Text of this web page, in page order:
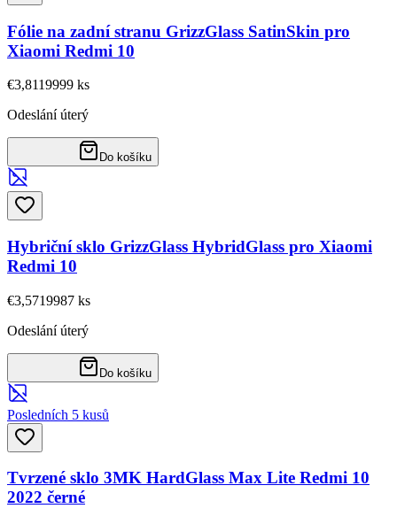
Fólie na zadní stranu GrizzGlass SatinSkin pro
Xiaomi Redmi 10
€3,8119999 ks
Odeslání úterý
Do košíku
Hybriční sklo GrizzGlass HybridGlass pro Xiaomi
Redmi 10
€3,5719987 ks
Odeslání úterý
Do košíku
Posledních 5 kusů
Tvrzené sklo 3MK HardGlass Max Lite Redmi 10
2022 černé